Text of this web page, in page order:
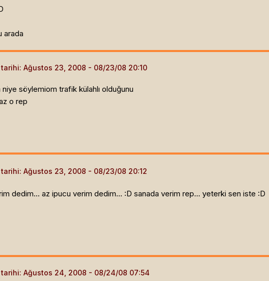
arada
Ağustos 23, 2008
niye söylemiom trafik külahlı olduğunu
o rep
Ağustos 23, 2008
dedim... az ipucu verim dedim... :D sanada verim rep... yeterki sen iste :D
Ağustos 24, 2008